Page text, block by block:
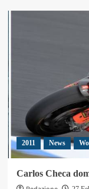
su
2011 News
Carlos Checa